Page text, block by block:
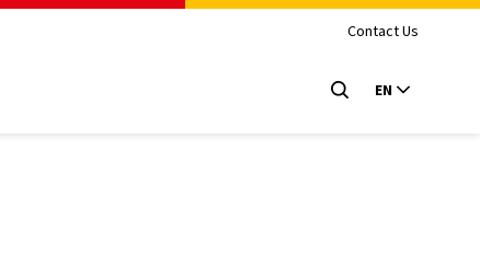
Contact Us
EN